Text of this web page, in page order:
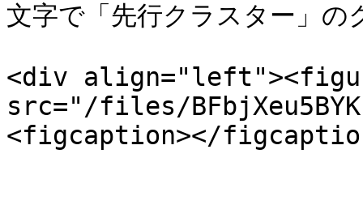
文字で「先行クラスター」
<div
src="/files/
<figcaption></